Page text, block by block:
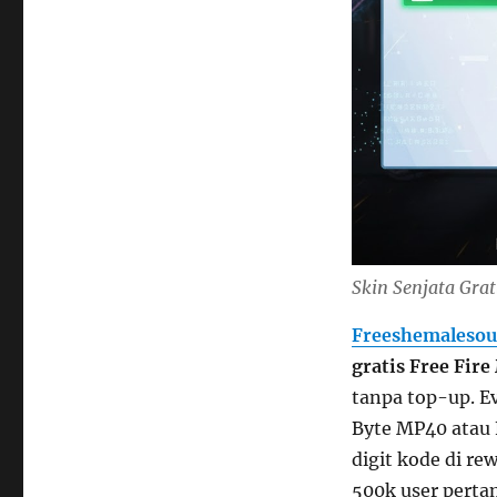
Skin Senjata
gratis Free Fire
tanpa top-up.
Byte MP40 atau
digit kode di
500k user